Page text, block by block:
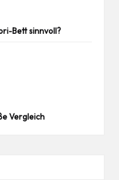
Bett sinnvoll?
Vergleich